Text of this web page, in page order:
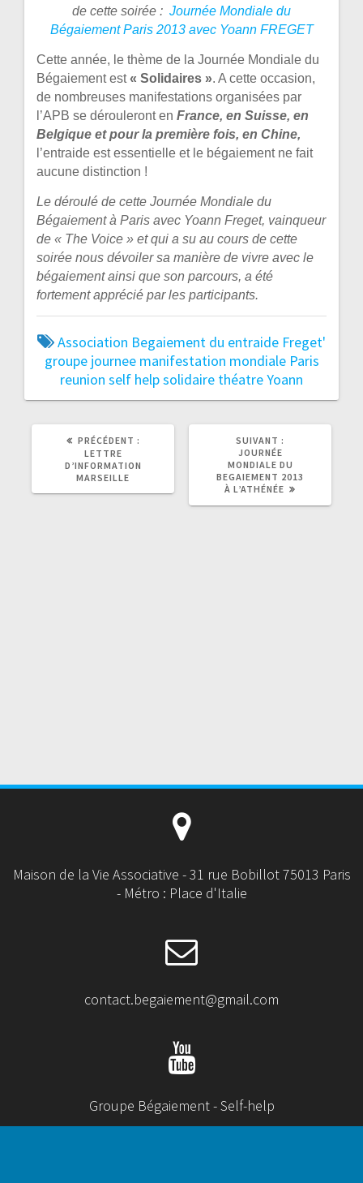
de cette soirée : Journée Mondiale du
Bégaiement Paris 2013 avec Yoann FREGET
Cette année, le thème de la Journée Mondiale du
Bégaiement est« Solidaires ». A cette occasion,
de nombreuses manifestations organisées par
l’APB se dérouleront en France, en Suisse, en
Belgique et pour la première fois, en Chine,
l’entraide est essentielle et le bégaiement ne fait
aucune distinction !
Le déroulé de cette Journée Mondiale du
Bégaiement à Paris avec Yoann Freget, vainqueur
de « The Voice » et qui a su au cours de cette
soirée nous dévoiler sa manière de vivre avec le
bégaiement ainsi que son parcours, a été
fortement apprécié par les participants.
Association Begaiement du entraide Freget'
groupe journee manifestation mondiale Paris
reunion self helpsolidaire théatreYoann
PRÉCÉDENT :
:
LETTRE
D’INFORMATION
MARSEILLE
SUIVANT :
:
JOURNÉE
MONDIALE DU
BEGAIEMENT 2013
À L’ATHÉNÉE
Maison de la Vie Associative - 31 rue Bobillot 75013 Paris
- Métro : Place d'Italie
contact.begaiement@gmail.com
Groupe Bégaiement - Self-help